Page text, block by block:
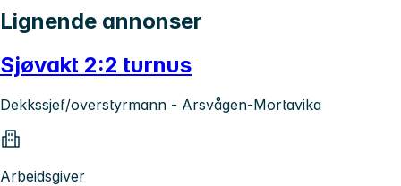
Lignende annonser
Sjøvakt 2:2 turnus
Dekkssjef/overstyrmann - Arsvågen-Mortavika
Arbeidsgiver